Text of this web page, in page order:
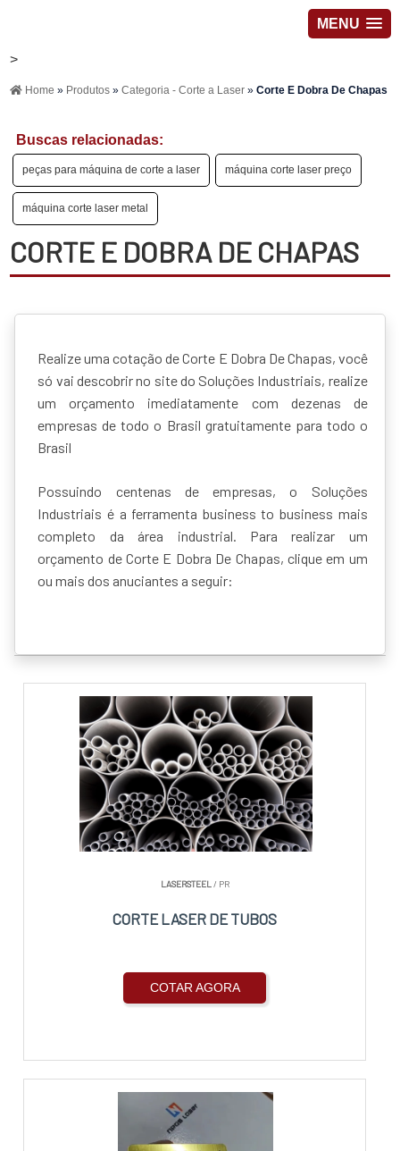
MENU
>
Home » Produtos»Categoria - Corte a Laser»Corte E Dobra De Chapas
Buscas relacionadas:
peças para máquina de corte a laser máquina corte laser preço
máquina corte laser metal
CORTE E DOBRA DE CHAPAS
Realize uma cotação de Corte E Dobra De Chapas, você
só vai descobrir no site do Soluções Industriais, realize
um orçamento imediatamente com dezenas de
empresas de todo o Brasil gratuitamente para todo o
Brasil
Possuindo centenas de empresas, o Soluções
Industriais é a ferramenta business to business mais
completo da área industrial. Para realizar um
orçamento de Corte E Dobra De Chapas, clique em um
ou mais dos anuciantes a seguir:
LASERSTEEL / PR
CORTE LASER DE TUBOS
COTAR AGORA